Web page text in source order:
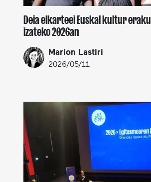
Deia elkarteei Euskal kultur
izateko 2026an
Marion Lastiri
2026/05/11